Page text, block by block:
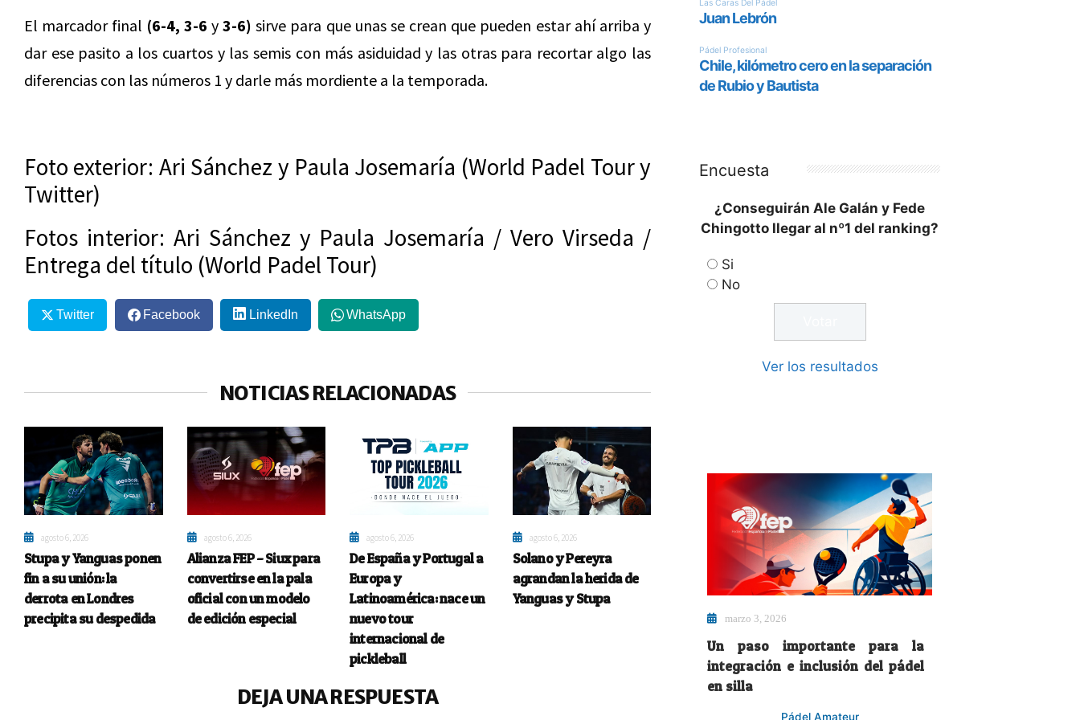
El marcador final (6-4, 3-6 y3-6) sirve para que unas se crean que pueden estar ahí arriba y
dar ese pasito a los cuartos y las semis con más asiduidad y las otras para recortar algo las
diferencias con las números 1 y darle más mordiente a la temporada.
Foto exterior: Ari Sánchez y Paula Josemaría (World Padel Tour y
Twitter)
Fotos interior: Ari Sánchez y Paula Josemaría / Vero Virseda /
Entrega del título (World Padel Tour)
Twitter Facebook LinkedIn WhatsApp
NOTICIAS RELACIONADAS
agosto 6, 2026
Stupa y Yanguas ponen
fin a su unión: la
derrota en Londres
precipita su despedida
agosto 6, 2026
Alianza FEP – Siux para
convertirse en la pala
oficial con un modelo
de edición especial
agosto 6, 2026
De España y Portugal a
Europa y
Latinoamérica: nace un
nuevo tour
internacional de
pickleball
agosto 6, 2026
Solano y Pereyra
agrandan la herida de
Yanguas y Stupa
DEJA UNA RESPUESTA
Encuesta
¿Conseguirán Ale Galán y Fede
Chingotto llegar al nº1 del ranking?
Si
No
Ver los resultados
marzo 3, 2026
Un paso importante para la
integración e inclusión del pádel
en silla
Pádel Amateur